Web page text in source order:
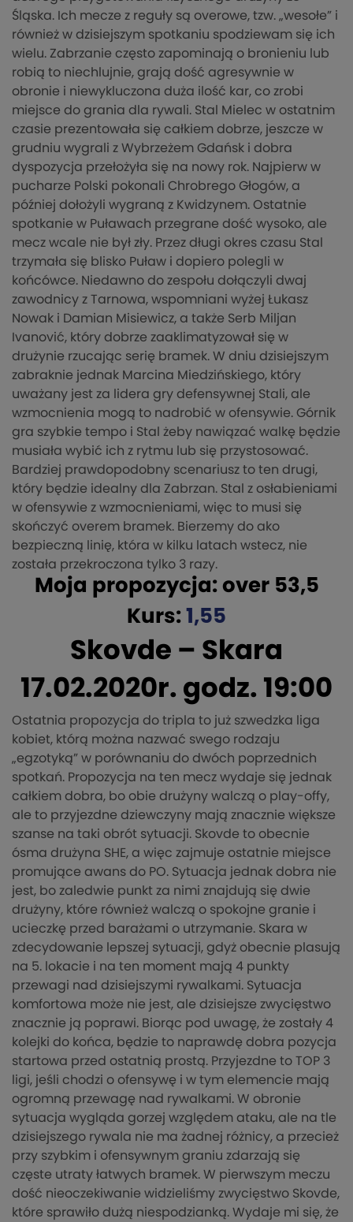
Śląska. Ich mecze z reguły są overowe, tzw. „wesołe” i
również w dzisiejszym spotkaniu spodziewam się ich
wielu. Zabrzanie często zapominają o bronieniu lub
robią to niechlujnie, grają dość agresywnie w
obronie i niewykluczona duża ilość kar, co zrobi
miejsce do grania dla rywali. Stal Mielec w ostatnim
czasie prezentowała się całkiem dobrze, jeszcze w
grudniu wygrali z Wybrzeżem Gdańsk i dobra
dyspozycja przełożyła się na nowy rok. Najpierw w
pucharze Polski pokonali Chrobrego Głogów, a
później dołożyli wygraną z Kwidzynem. Ostatnie
spotkanie w Puławach przegrane dość wysoko, ale
mecz wcale nie był zły. Przez długi okres czasu Stal
trzymała się blisko Puław i dopiero polegli w
końcówce. Niedawno do zespołu dołączyli dwaj
zawodnicy z Tarnowa, wspomniani wyżej Łukasz
Nowak i Damian Misiewicz, a także Serb Miljan
Ivanović, który dobrze zaaklimatyzował się w
drużynie rzucając serię bramek. W dniu dzisiejszym
zabraknie jednak Marcina Miedzińskiego, który
uważany jest za lidera gry defensywnej Stali, ale
wzmocnienia mogą to nadrobić w ofensywie. Górnik
gra szybkie tempo i Stal żeby nawiązać walkę będzie
musiała wybić ich z rytmu lub się przystosować.
Bardziej prawdopodobny scenariusz to ten drugi,
który będzie idealny dla Zabrzan. Stal z osłabieniami
w ofensywie z wzmocnieniami, więc to musi się
skończyć overem bramek. Bierzemy do ako
bezpieczną linię, która w kilku latach wstecz, nie
została przekroczona tylko 3 razy.
Moja propozycja: over 53,5
Kurs: 1,55
Skovde – Skara
17.02.2020r. godz. 19:00
Ostatnia propozycja do tripla to już szwedzka liga
kobiet, którą można nazwać swego rodzaju
„egzotyką” w porównaniu do dwóch poprzednich
spotkań. Propozycja na ten mecz wydaje się jednak
całkiem dobra, bo obie drużyny walczą o play-offy,
ale to przyjezdne dziewczyny mają znacznie większe
szanse na taki obrót sytuacji. Skovde to obecnie
ósma drużyna SHE, a więc zajmuje ostatnie miejsce
promujące awans do PO. Sytuacja jednak dobra nie
jest, bo zaledwie punkt za nimi znajdują się dwie
drużyny, które również walczą o spokojne granie i
ucieczkę przed barażami o utrzymanie. Skara w
zdecydowanie lepszej sytuacji, gdyż obecnie plasują
na 5. lokacie i na ten moment mają 4 punkty
przewagi nad dzisiejszymi rywalkami. Sytuacja
komfortowa może nie jest, ale dzisiejsze zwycięstwo
znacznie ją poprawi. Biorąc pod uwagę, że zostały 4
kolejki do końca, będzie to naprawdę dobra pozycja
startowa przed ostatnią prostą. Przyjezdne to TOP 3
ligi, jeśli chodzi o ofensywę i w tym elemencie mają
ogromną przewagę nad rywalkami. W obronie
sytuacja wygląda gorzej względem ataku, ale na tle
dzisiejszego rywala nie ma żadnej różnicy, a przecież
przy szybkim i ofensywnym graniu zdarzają się
częste utraty łatwych bramek. W pierwszym meczu
dość nieoczekiwanie widzieliśmy zwycięstwo Skovde,
które sprawiło dużą niespodzianką. Wydaje mi się, że